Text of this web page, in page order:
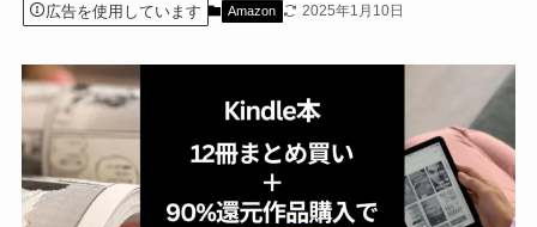
広告を使用しています Amazon 2025年1月10日